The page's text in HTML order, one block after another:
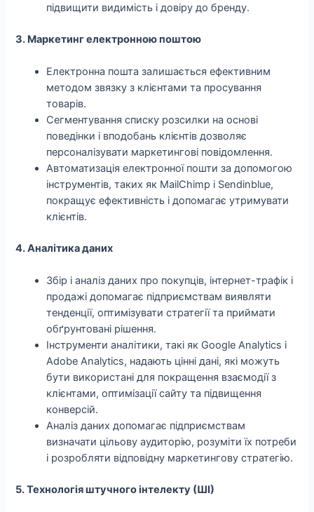
підвищити видимість і довіру до бренду.
3. Маркетинг електронною поштою
Електронна пошта залишається ефективним
методом звязку з клієнтами та просування
товарів.
Сегментування списку розсилки на основі
поведінки і вподобань клієнтів дозволяє
персоналізувати маркетингові повідомлення.
Автоматизація електронної пошти за допомогою
інструментів, таких як MailChimp і Sendinblue,
покращує ефективність і допомагає утримувати
клієнтів.
4. Аналітика даних
Збір і аналіз даних про покупців, інтернет-трафік і
продажі допомагає підприємствам виявляти
тенденції, оптимізувати стратегії та приймати
обґрунтовані рішення.
Інструменти аналітики, такі як Google Analytics і
Adobe Analytics, надають цінні дані, які можуть
бути використані для покращення взаємодії з
клієнтами, оптимізації сайту та підвищення
конверсій.
Аналіз даних допомагає підприємствам
визначати цільову аудиторію, розуміти їх потреби
і розробляти відповідну маркетингову стратегію.
5. Технологія штучного інтелекту (ШІ)